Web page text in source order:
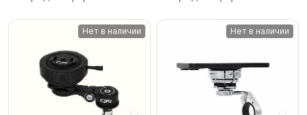
Нет в наличии Нет в наличии